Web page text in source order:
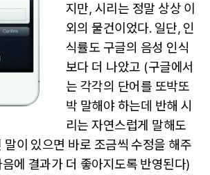
지만, 시리는 정말 상상 이
외의 물건이었다. 일단, 인
식률도 구글의 음성 인식
보다 더 나았고 (구글에서
는 각각의 단어를 또박또
박 말해야 하는데 반해 시
리는 자연스럽게 말해도
말이 있으면 바로 조금씩 수정을 해주
에 결과가 더 좋아지도록 반영된다)